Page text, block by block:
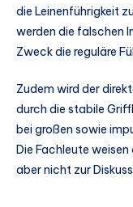
die Leinenführigkeit
werden die falschen
Zweck die reguläre
Zudem wird der
durch die stabile
bei großen sowie
Die Fachleute
aber nicht zur